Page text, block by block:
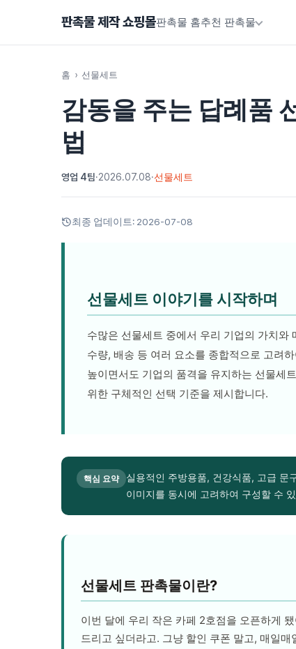
판촉물 제작 쇼핑몰판촉물 홈추천 판촉물
홈 › 선물세트
감동을 주는 답례품
법
영업 4팀·2026.07.08·선물세트
최종 업데이트: 2026-07-08
선물세트 이야기를 시작하며
수많은 선물세트 중에서 우리 기업의 가치와
수량, 배송 등 여러 요소를 종합적으로 고려
높이면서도 기업의 품격을 유지하는 선물세
위한 구체적인 선택 기준을 제시합니다.
핵심 요약
실용적인 주방용품, 건강식품, 고급 문
이미지를 동시에 고려하여 구성할 수
선물세트 판촉물이란?
이번 달에 우리 작은 카페 2호점을 오픈하게
드리고 싶더라고. 그냥 할인 쿠폰 말고, 매일